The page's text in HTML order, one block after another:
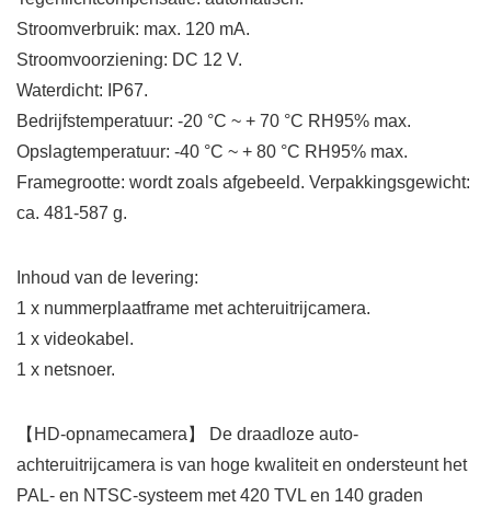
Stroomverbruik: max. 120 mA.
Stroomvoorziening: DC 12 V.
Waterdicht: IP67.
Bedrijfstemperatuur: -20 °C ~ + 70 °C RH95% max.
Opslagtemperatuur: -40 °C ~ + 80 °C RH95% max.
Framegrootte: wordt zoals afgebeeld. Verpakkingsgewicht:
ca. 481-587 g.
Inhoud van de levering:
1 x nummerplaatframe met achteruitrijcamera.
1 x videokabel.
1 x netsnoer.
【HD-opnamecamera】 De draadloze auto-
achteruitrijcamera is van hoge kwaliteit en ondersteunt het
PAL- en NTSC-systeem met 420 TVL en 140 graden